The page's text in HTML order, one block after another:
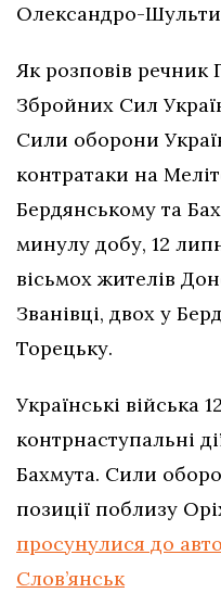
Олександро-
Як розповів речник
Збройних Сил
Сили оборони
контратаки на
Бердянському та
минулу добу, 12
вісьмох жителів
Званівці, двох у
Торецьку.
Українські війська
контрнаступальні
Бахмута. Сили
позиції поблизу
просунулися до
Слов’янськ